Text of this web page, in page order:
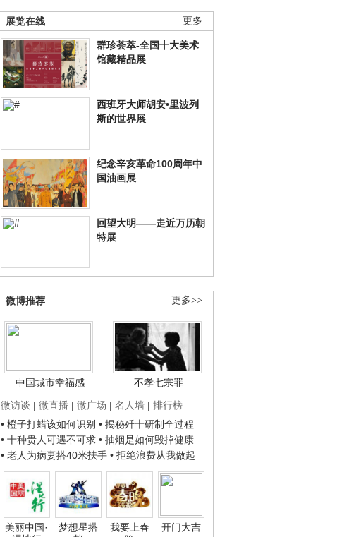
更多
展览在线
群珍荟萃-全国十大美术
馆藏精品展
西班牙大师胡安•里波列
斯的世界展
纪念辛亥革命100周年中
国油画展
回望大明——走近万历朝
特展
更多>>
微博推荐
中国城市幸福感
不孝七宗罪
微访谈 | 微直播 | 微广场 | 名人墙 | 排行榜
• 橙子打蜡该如何识别 • 揭秘歼十研制全过程
• 十种贵人可遇不可求 • 抽烟是如何毁掉健康
• 老人为病妻搭40米扶手 • 拒绝浪费从我做起
美丽中国·
梦想星搭
我要上春
开门大吉